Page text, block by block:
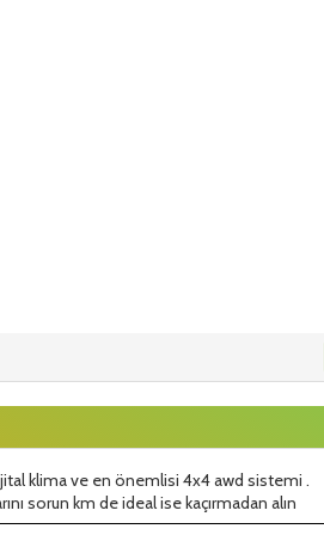
klima ve en önemlisi 4x4 awd sistemi .
sorun km de ideal ise kaçırmadan alın